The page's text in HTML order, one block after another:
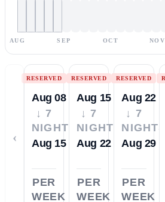
AUG SEP OCT NOV
‹
RESERVED
Aug 08
↓ 7
NIGHTS
Aug 15
PER
WEEK
RESERVED
Aug 15
↓ 7
NIGHTS
Aug 22
PER
WEEK
RESERVED
Aug 22
↓ 7
NIGHTS
Aug 29
PER
WEEK